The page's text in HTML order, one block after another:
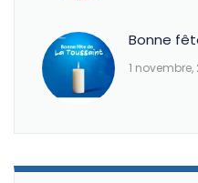
Bonne
1 novembre,